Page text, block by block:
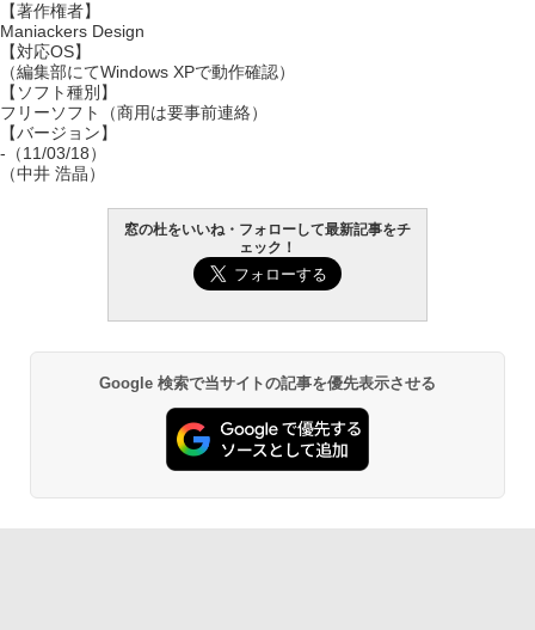
【著作権者】
Maniackers Design
【対応OS】
（編集部にてWindows XPで動作確認）
【ソフト種別】
フリーソフト（商用は要事前連絡）
【バージョン】
-（11/03/18）
（中井 浩晶）
窓の杜をいいね・フォローして最新記事をチ
ェック！
Google 検索で当サイトの記事を優先表示させる